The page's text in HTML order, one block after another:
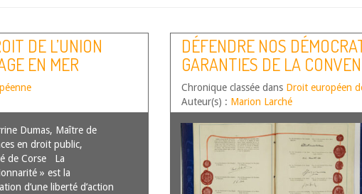
DE L’UNION
EN MER
Dumas, Maître de
en droit public,
de Corse La
» est la
d’une liberté d’action
DÉFENDRE NOS
GARANTIES DE LA
DROITS DE L’HOMME
Chronique classée dans Droit européen
Auteur(s) : Marion Larché